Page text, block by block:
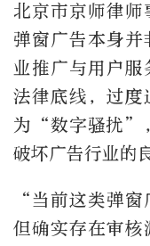
北京市京师律师
弹窗广告本身并
业推广与用户服
法律底线，过度
为“数字骚扰”
破坏广告行业的
“当前这类弹窗
但确实存在审核